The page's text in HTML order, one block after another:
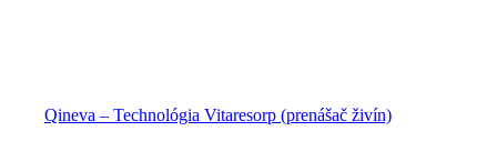
Qineva – Technológia Vitaresorp (prenášač živín)